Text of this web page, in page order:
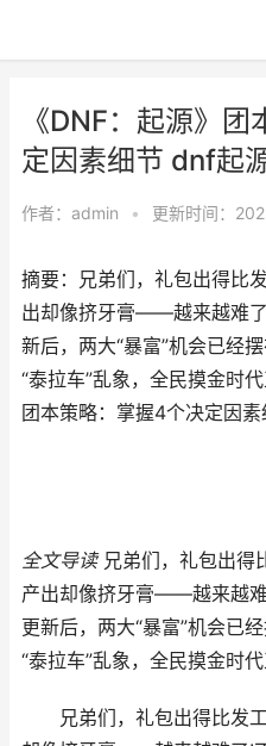
《DNF：起源》
定因素细节 dnf起
作者： admin • 更新时间：
摘要：兄弟们，礼包出得比
出却像挤牙膏——越来越难
新后，两大“暴富”机会已经
“泰拉车”乱象，全民摸金时
团本策略：掌握4个决定因
全文导读兄弟们，礼包出得
产出却像挤牙膏——越来越
更新后，两大“暴富”机会已
“泰拉车”乱象，全民摸金时代
兄弟们，礼包出得比发工